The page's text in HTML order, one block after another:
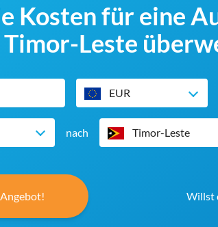
Kosten für eine
Timor-Leste
EUR
nach Timor-Leste
Willst